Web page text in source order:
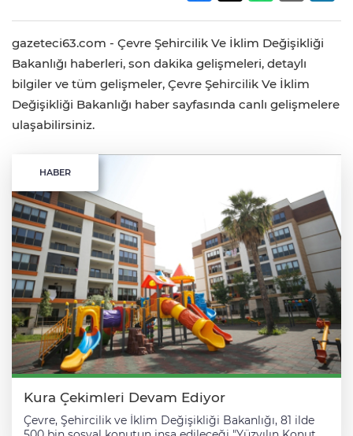
gazeteci63.com - Çevre Şehircilik Ve İklim Değişikliği
Bakanlığı haberleri, son dakika gelişmeleri, detaylı
bilgiler ve tüm gelişmeler, Çevre Şehircilik Ve İklim
Değişikliği Bakanlığı haber sayfasında canlı gelişmelere
ulaşabilirsiniz.
HABER
Kura Çekimleri Devam Ediyor
Çevre, Şehircilik ve İklim Değişikliği Bakanlığı, 81 ilde